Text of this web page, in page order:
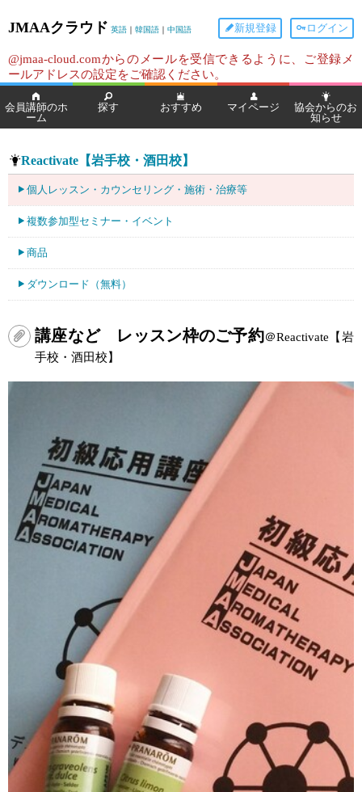
JMAAクラウド 英語 ｜ 韓国語 ｜ 中国語 ログイン
新規登録
@jmaa-cloud.comからのメールを受信できるように、ご登録メ
ールアドレスの設定をご確認ください。
会員講師のホ
ーム
探す おすすめ マイページ
協会からのお
知らせ
Reactivate【岩手校・酒田校】
個人レッスン・カウンセリング・施術・治療等
複数参加型セミナー・イベント
商品
ダウンロード（無料）
講座など レッスン枠のご予約＠Reactivate【岩
手校・酒田校】